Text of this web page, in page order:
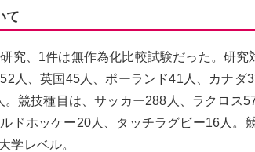
て
究、1件は無作為化比較試験だった。研究
人、英国45人、ポーランド41人、カナダ
競技種目は、サッカー288人、ラクロス
ドホッケー20人、タッチラグビー16人。
学レベル。